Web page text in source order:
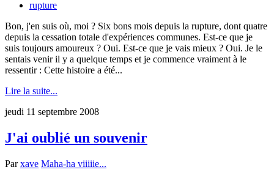
rupture
Bon, j'en suis où, moi ? Six bons mois depuis la rupture, dont quatre
depuis la cessation totale d'expériences communes. Est-ce que je
suis toujours amoureux ? Oui. Est-ce que je vais mieux ? Oui. Je le
sentais venir il y a quelque temps et je commence vraiment à le
ressentir : Cette histoire a été...
Lire la suite...
jeudi 11 septembre 2008
J'ai oublié un souvenir
Parxave Maha-ha viiiiie...